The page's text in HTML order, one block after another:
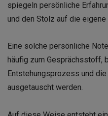
spiegeln persönliche
und den Stolz auf die eigene
Eine solche persönliche
häufig zum Gesprächsstoff,
Entstehungsprozess und
ausgetauscht werden.